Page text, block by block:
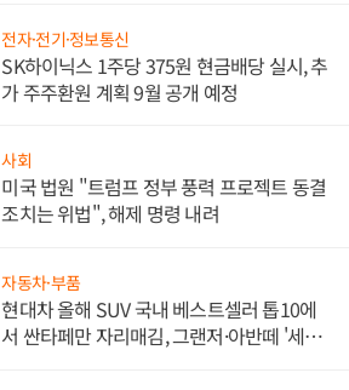
전자·전기·정보통신
SK하이닉스 1주당 375원 현금배당 실시, 추
가 주주환원 계획 9월 공개 예정
사회
미국 법원 "트럼프 정부 풍력 프로젝트 동결
조치는 위법", 해제 명령 내려
자동차·부품
현대차 올해 SUV 국내 베스트셀러 톱10에
서 싼타페만 자리매김, 그랜저·아반떼 '세단